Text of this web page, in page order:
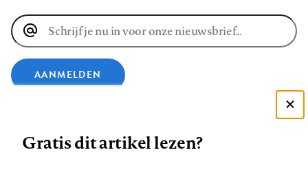
E-
mailadres
AANMELDEN
Zie onze cookie policy
Gratis dit artikel lezen?